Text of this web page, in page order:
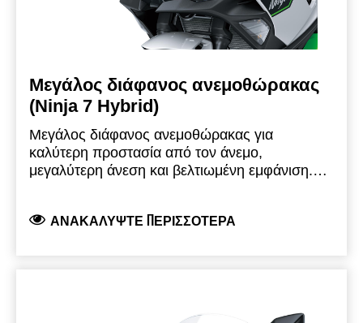
Μεγάλος διάφανος ανεμοθώρακας
(Ninja 7 Hybrid)
Μεγάλος διάφανος ανεμοθώρακας για
καλύτερη προστασία από τον άνεμο,
μεγαλύτερη άνεση και βελτιωμένη εμφάνιση.
αρχικό ανεμοθώρακα. Προϊόν μάρκας
ΑΝΑΚΑΛΎΨΤΕ ΠΕΡΙΣΣΌΤΕΡΑ